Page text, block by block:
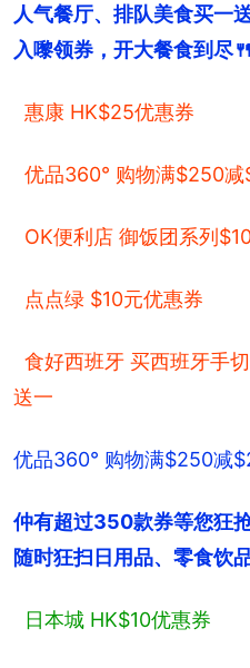
人气餐厅、排队美食买一
入嚟领券，开大餐食到尽🍴
惠康 HK$25优惠券
优品360° 购物满$250
OK便利店 御饭团系列
点点绿 $10元优惠券
食好西班牙 买西班牙手
送一
优品360° 购物满$250减
仲有超过350款券等您狂
随时狂扫日用品、零食饮
日本城 HK$10优惠券